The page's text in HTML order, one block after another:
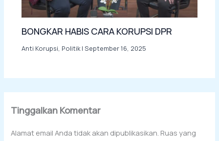
BONGKAR HABIS CARA KORUPSI DPR
Anti Korupsi Politik |September 16, 2025
Tinggalkan Komentar
Alamat email Anda tidak akan dipublikasikan. Ruas yang